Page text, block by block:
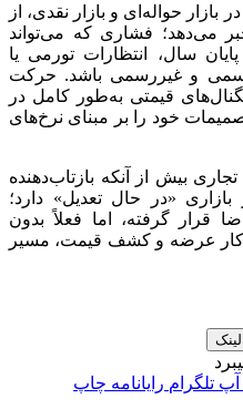
حواله‌ای و بازار نقدی، از
می‌دهد؛ فشاری که می‌تواند
سال، انتظارات تورمی یا
رسمی و غیررسمی باشد. حرکت
قیمتی به‌طور کامل در
خود را بر مبنای نرخ‌های
بیش از آنکه بازتاب‌دهنده
«در حال تعدیل» دارد؛
قرار گرفته، اما فعلاً بدون
عرضه و کشف قیمت، مسیر
آپ تلگرام رایانامه چاپ